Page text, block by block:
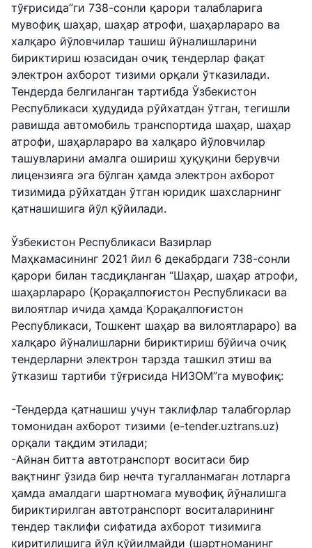
тўғрисида”ги 738-сонли қарори талабларига
мувофиқ шаҳар, шаҳар атрофи, шаҳарлараро ва
халқаро йўловчилар ташиш йўналишларини
бириктириш юзасидан очиқ тендерлар фақат
электрон ахборот тизими орқали ўтказилади.
Тендерда белгиланган тартибда Ўзбекистон
Республикаси ҳудудида рўйхатдан ўтган, тегишли
равишда автомобиль транспортида шаҳар, шаҳар
атрофи, шаҳарлараро ва халқаро йўловчилар
ташувларини амалга ошириш ҳуқуқини берувчи
лицензияга эга бўлган ҳамда электрон ахборот
тизимида рўйхатдан ўтган юридик шахсларнинг
қатнашишига йўл қўйилади.
Ўзбекистон Республикаси Вазирлар
Маҳкамасининг 2021 йил 6 декабрдаги 738-сонли
қарори билан тасдиқланган “Шаҳар, шаҳар атрофи,
шаҳарлараро (Қорақалпоғистон Республикаси ва
вилоятлар ичида ҳамда Қорақалпоғистон
Республикаси, Тошкент шаҳар ва вилоятлараро) ва
халқаро йўналишларни бириктириш бўйича очиқ
тендерларни электрон тарзда ташкил этиш ва
ўтказиш тартиби тўғрисида НИЗОМ”га мувофиқ:
-Тендерда қатнашиш учун таклифлар талабгорлар
томонидан ахборот тизими (e-tender.uztrans.uz)
орқали тақдим этилади;
-Айнан битта автотранспорт воситаси бир
вақтнинг ўзида бир нечта тугалланмаган лотларга
ҳамда амалдаги шартномага мувофиқ йўналишга
бириктирилган автотранспорт воситаларининг
тендер таклифи сифатида ахборот тизимига
киритилишига йўл қўйилмайди (шартноманинг